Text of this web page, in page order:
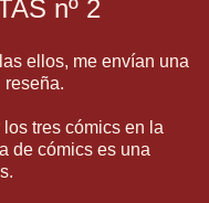
nº 2
ellos, me envían una
reseña.
tres cómics en la
de cómics es una